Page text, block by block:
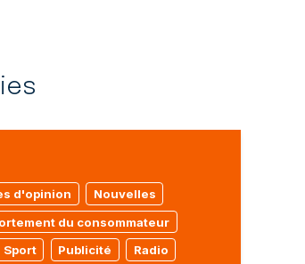
d'opinion
Nouvelles
du consommateur
Sport Publicité
Radio